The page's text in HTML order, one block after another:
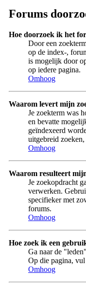
Forums
Hoe doorzoek ik het
Door een
op de index-,
is mogelijk door
op iedere pagina.
Omhoog
Waarom levert mijn
Je zoekterm was
en bevatte
geïndexeerd
uitgebreid
Omhoog
Waarom resulteert
Je zoekopdracht
verwerken.
specifieker met
forums.
Omhoog
Hoe zoek ik een
Ga naar de
Op die pagina,
Omhoog